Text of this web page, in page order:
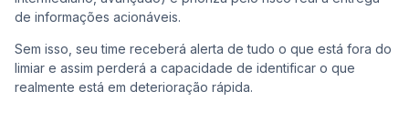
de informações acionáveis.
Sem isso, seu time receberá alerta de tudo o que está fora do
limiar e assim perderá a capacidade de identificar o que
realmente está em deterioração rápida.